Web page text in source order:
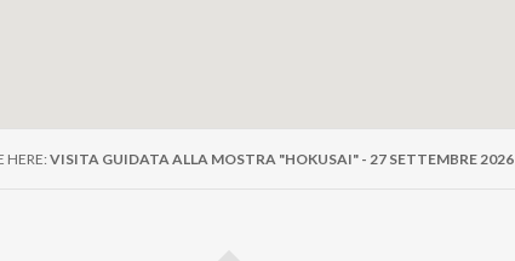
HERE:VISITA GUIDATA ALLA MOSTRA "HOKUSAI" - 27 SETTEMBRE 2026